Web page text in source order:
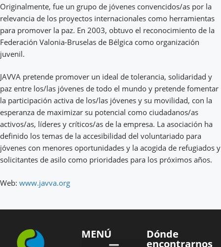
Originalmente, fue un grupo de jóvenes convencidos/as por la
relevancia de los proyectos internacionales como herramientas
para promover la paz. En 2003, obtuvo el reconocimiento de la
Federación Valonia-Bruselas de Bélgica como organización
juvenil.
JAVVA pretende promover un ideal de tolerancia, solidaridad y
paz entre los/las jóvenes de todo el mundo y pretende fomentar
la participación activa de los/las jóvenes y su movilidad, con la
esperanza de maximizar su potencial como ciudadanos/as
activos/as, líderes y críticos/as de la empresa. La asociación ha
definido los temas de la accesibilidad del voluntariado para
jóvenes con menores oportunidades y la acogida de refugiados y
solicitantes de asilo como prioridades para los próximos años.
Web: www.javva.org
MENÚ Dónde
encontrarnos